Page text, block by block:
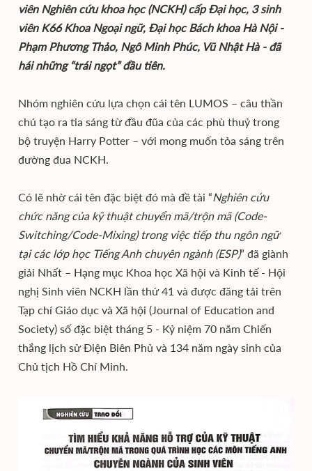
viên Nghiên cứu khoa học (NCKH) cấp Đại học, 3 sinh
viên K66 Khoa Ngoại ngữ, Đại học Bách khoa Hà Nội -
Phạm Phương Thảo, Ngô Minh Phúc, Vũ Nhật Hà - đã
hái những “trái ngọt” đầu tiên.
Nhóm nghiên cứu lựa chọn cái tên LUMOS – câu thần
chú tạo ra tia sáng từ đầu đũa của các phù thuỷ trong
bộ truyện Harry Potter – với mong muốn tỏa sáng trên
đường đua NCKH.
Có lẽ nhờ cái tên đặc biệt đó mà đề tài “Nghiên cứu
chức năng của kỹ thuật chuyển mã/trộn mã (Code-
Switching/Code-Mixing) trong việc tiếp thu ngôn ngữ
tại các lớp học Tiếng Anh chuyên ngành (ESP)” đã giành
giải Nhất – Hạng mục Khoa học Xã hội và Kinh tế - Hội
nghị Sinh viên NCKH lần thứ 41 và được đăng tải trên
Tạp chí Giáo dục và Xã hội (Journal of Education and
Society) số đặc biệt tháng 5 - Kỷ niệm 70 năm Chiến
thắng lịch sử Điện Biên Phủ và 134 năm ngày sinh của
Chủ tịch Hồ Chí Minh.